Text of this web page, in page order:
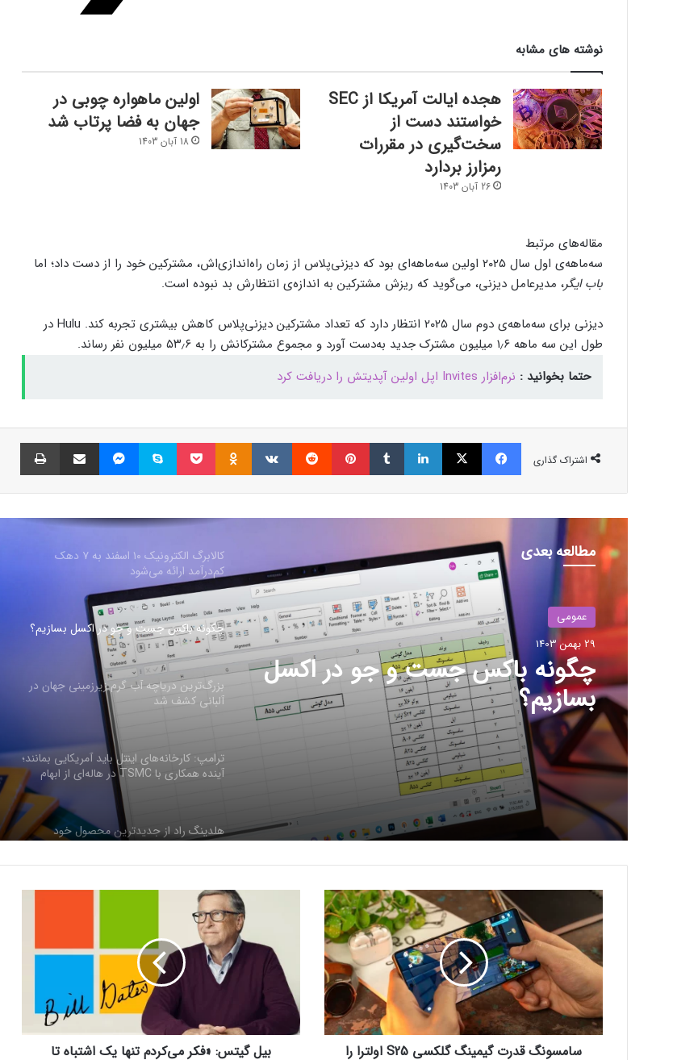
نوشته های مشابه
هجده ایالت آمریکا از SEC
خواستند دست از
سخت‌گیری در مقررات
رمزارز بردارد
26 آبان 1403
اولین ماهواره چوبی در
جهان به فضا پرتاب شد
18 آبان 1403
مقاله‌های مرتبط
سه‌ماهه‌ی اول سال ۲۰۲۵ اولین سه‌ماهه‌ای بود که دیزنی‌پلاس از زمان راه‌اندازی‌اش، مشترکین خود را از دست داد؛ اما
باب ایگر، مدیرعامل دیزنی، می‌گوید که ریزش مشترکین به اندازه‌ی انتظارش بد نبوده است.
دیزنی برای سه‌ماهه‌ی دوم سال ۲۰۲۵ انتظار دارد که تعداد مشترکین دیزنی‌پلاس کاهش بیشتری تجربه کند. Hulu در
طول این سه ماهه ۱٫۶ میلیون مشترک جدید به‌دست آورد و مجموع مشترکانش را به ۵۳٫۶ میلیون نفر رساند.
حتما بخوانید : نرم‌افزار Invites اپل اولین آپدیتش را دریافت کرد
اشتراک گذاری
فیسبوک ایکس لینکداین تامبلر پینتریست Reddit
VKontakte
Odnoklassniki پاکت اسکایپ مسنجر اشتراک گذاری با ایمیل
مطالعه بعدی
عمومی
29 بهمن 1403
بزرگ‌ترین دریاچه آب گرم زیرزمینی
جهان در آلبانی کشف شد
فرم‌ور باتری در گوشی‌های شیائومی با
سیستم‌عامل HyperOS 2.0 به‌روزرسانی
مخفی دریافت کرد
گذاشت؛ پایانی بر عصر کامت‌لیک
نسل جدید مانیتور استودیو دیسپلی اپل سال
۲۰۲۶ از راه می‌رسد؛ گزارش بلومبرگ
گیمرها، محتواسازان و کسب‌وکارها
کم‌درآمد ارائه می‌شود
چگونه باکس جست و جو در اکسل بسازیم؟
بزرگ‌ترین دریاچه آب گرم زیرزمینی جهان در
آلبانی کشف شد
ترامپ: کارخانه‌های اینتل باید آمریکایی بمانند؛
آینده همکاری با TSMC در هاله‌ای از ابهام
هلدینگ راد از جدیدترین محصول خود
رونمایی کرد
فرم‌ور باتری در گوشی‌های شیائومی با
سیستم‌عامل HyperOS 2.0 به‌روزرسانی
مخفی دریافت کرد
بیشتر مواد با حرارت‌دادن نرم می‌شوند؛ پس
چرا تخم مرغ سفت می‌شود؟
گذاشت؛ پایانی بر عصر کامت‌لیک
نسل جدید مانیتور استودیو دیسپلی اپل سال
س
ا
م
س
و
ن
گ
ق
د
سامسونگ قدرت گیمینگ گلکسی S25 اولترا را
س
:
«
بیل گیتس: «فکر می‌کردم تنها یک اشتباه تا